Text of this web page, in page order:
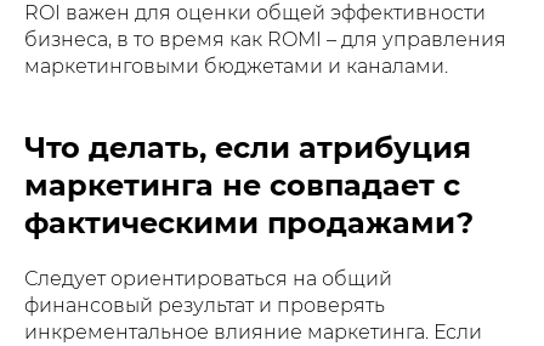
ROI важен для оценки общей эффективности
бизнеса, в то время как ROMI – для управления
маркетинговыми бюджетами и каналами.
Что делать, если атрибуция
маркетинга не совпадает с
фактическими продажами?
Следует ориентироваться на общий
финансовый результат и проверять
инкрементальное влияние маркетинга. Если